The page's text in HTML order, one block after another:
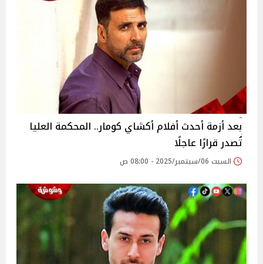
بعد أزمة أحدث أفلام أكشاي كومار.. المحكمة العليا
تُصدر قرارًا عاجلًا
السبت 06/سبتمبر/2025 - 08:00 ص